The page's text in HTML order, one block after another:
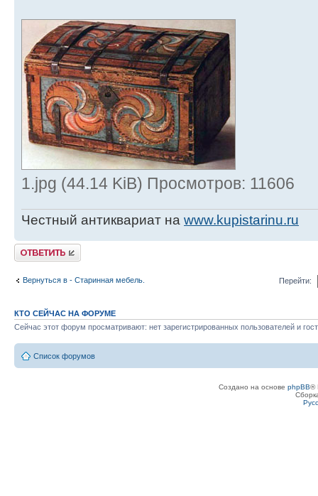
1.jpg (44.14 KiB) Просмотров: 11606
Честный антиквариат на www.kupistarinu.ru
Ответить
Вернуться в - Старинная мебель. Перейти:
КТО СЕЙЧАС НА ФОРУМЕ
Сейчас этот форум просматривают: нет зарегистрированных пользователей и
Список форумов
Создано на основе phpBB®